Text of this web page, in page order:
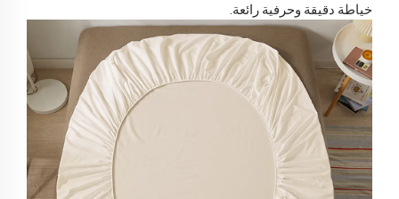
خياطة دقيقة وحرفية رائعة.